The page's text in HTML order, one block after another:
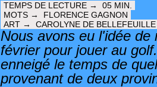
TEMPS DE LECTURE → 05 MIN.
MOTS →
FLORENCE GAGNON
ART →
CAROLYNE DE BELLEFEUILLE
Nous avons eu l'idée
février pour jouer au
enneigé le temps de
provenant de deux